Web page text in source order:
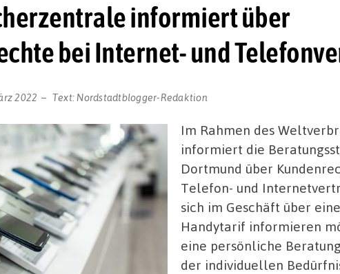
informiert über
bei Internet- und
2022 Text: Nordstadtblogger-Redaktion
Im Rahmen des
informiert die
Dortmund über
Telefon- und
sich im Geschäft über
Handytarif informieren
eine persönliche
der individuellen